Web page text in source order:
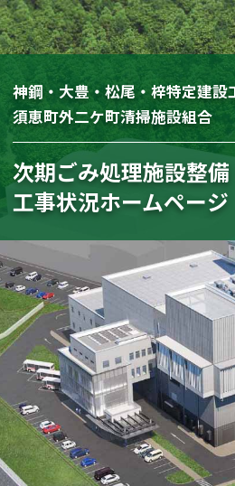
神鋼・大豊・松尾・梓特定建設
須恵町外二ケ町清掃施設組合
次期ごみ処理施設整
工事状況ホームページ